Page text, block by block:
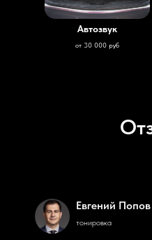
Автозвук
от 30 000 руб
Евгений Попов
тонировка